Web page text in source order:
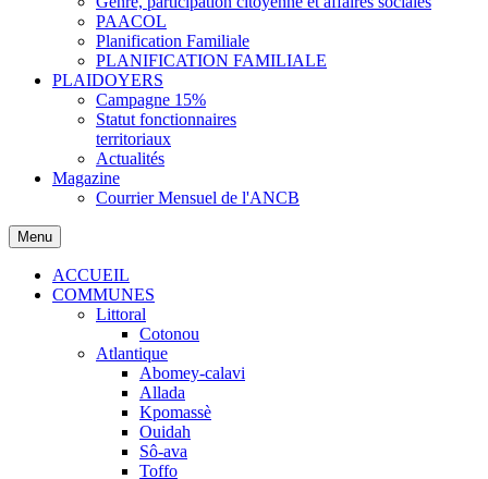
PAACOL
Planification Familiale
PLANIFICATION FAMILIALE
PLAIDOYERS
Campagne 15%
Statut fonctionnaires
territoriaux
Actualités
Magazine
Courrier Mensuel de l'ANCB
Menu
ACCUEIL
COMMUNES
Littoral
Cotonou
Atlantique
Abomey-calavi
Allada
Kpomassè
Ouidah
Sô-ava
Toffo